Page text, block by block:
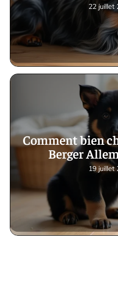
22 juillet
Comment bien
Berger
19 juillet